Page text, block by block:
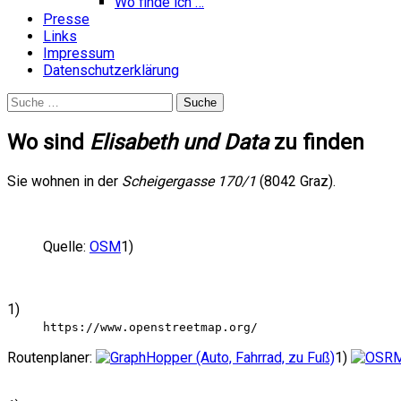
Presse
Links
Impressum
Datenschutzerklärung
Suche
nach:
Wo sind Elisabeth und Datazu finden
Sie wohnen in der Scheigergasse 170/1 (8042 Graz).
Quelle: OSM1)
1)
https://www.openstreetmap.org/
Routenplaner: 1)